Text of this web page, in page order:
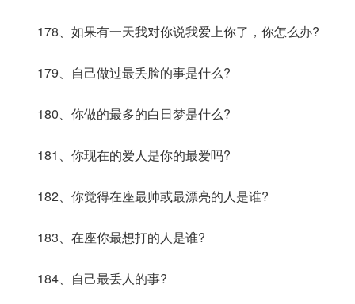
178、如果有一天我对你说我爱上你了，你怎么办?
179、自己做过最丢脸的事是什么?
180、你做的最多的白日梦是什么?
181、你现在的爱人是你的最爱吗?
182、你觉得在座最帅或最漂亮的人是谁?
183、在座你最想打的人是谁?
184、自己最丢人的事?